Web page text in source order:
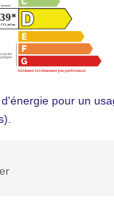
pour un